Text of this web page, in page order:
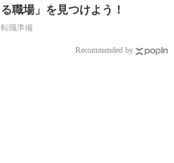
る職場」を見つけよう！
転職準備
Recommended by